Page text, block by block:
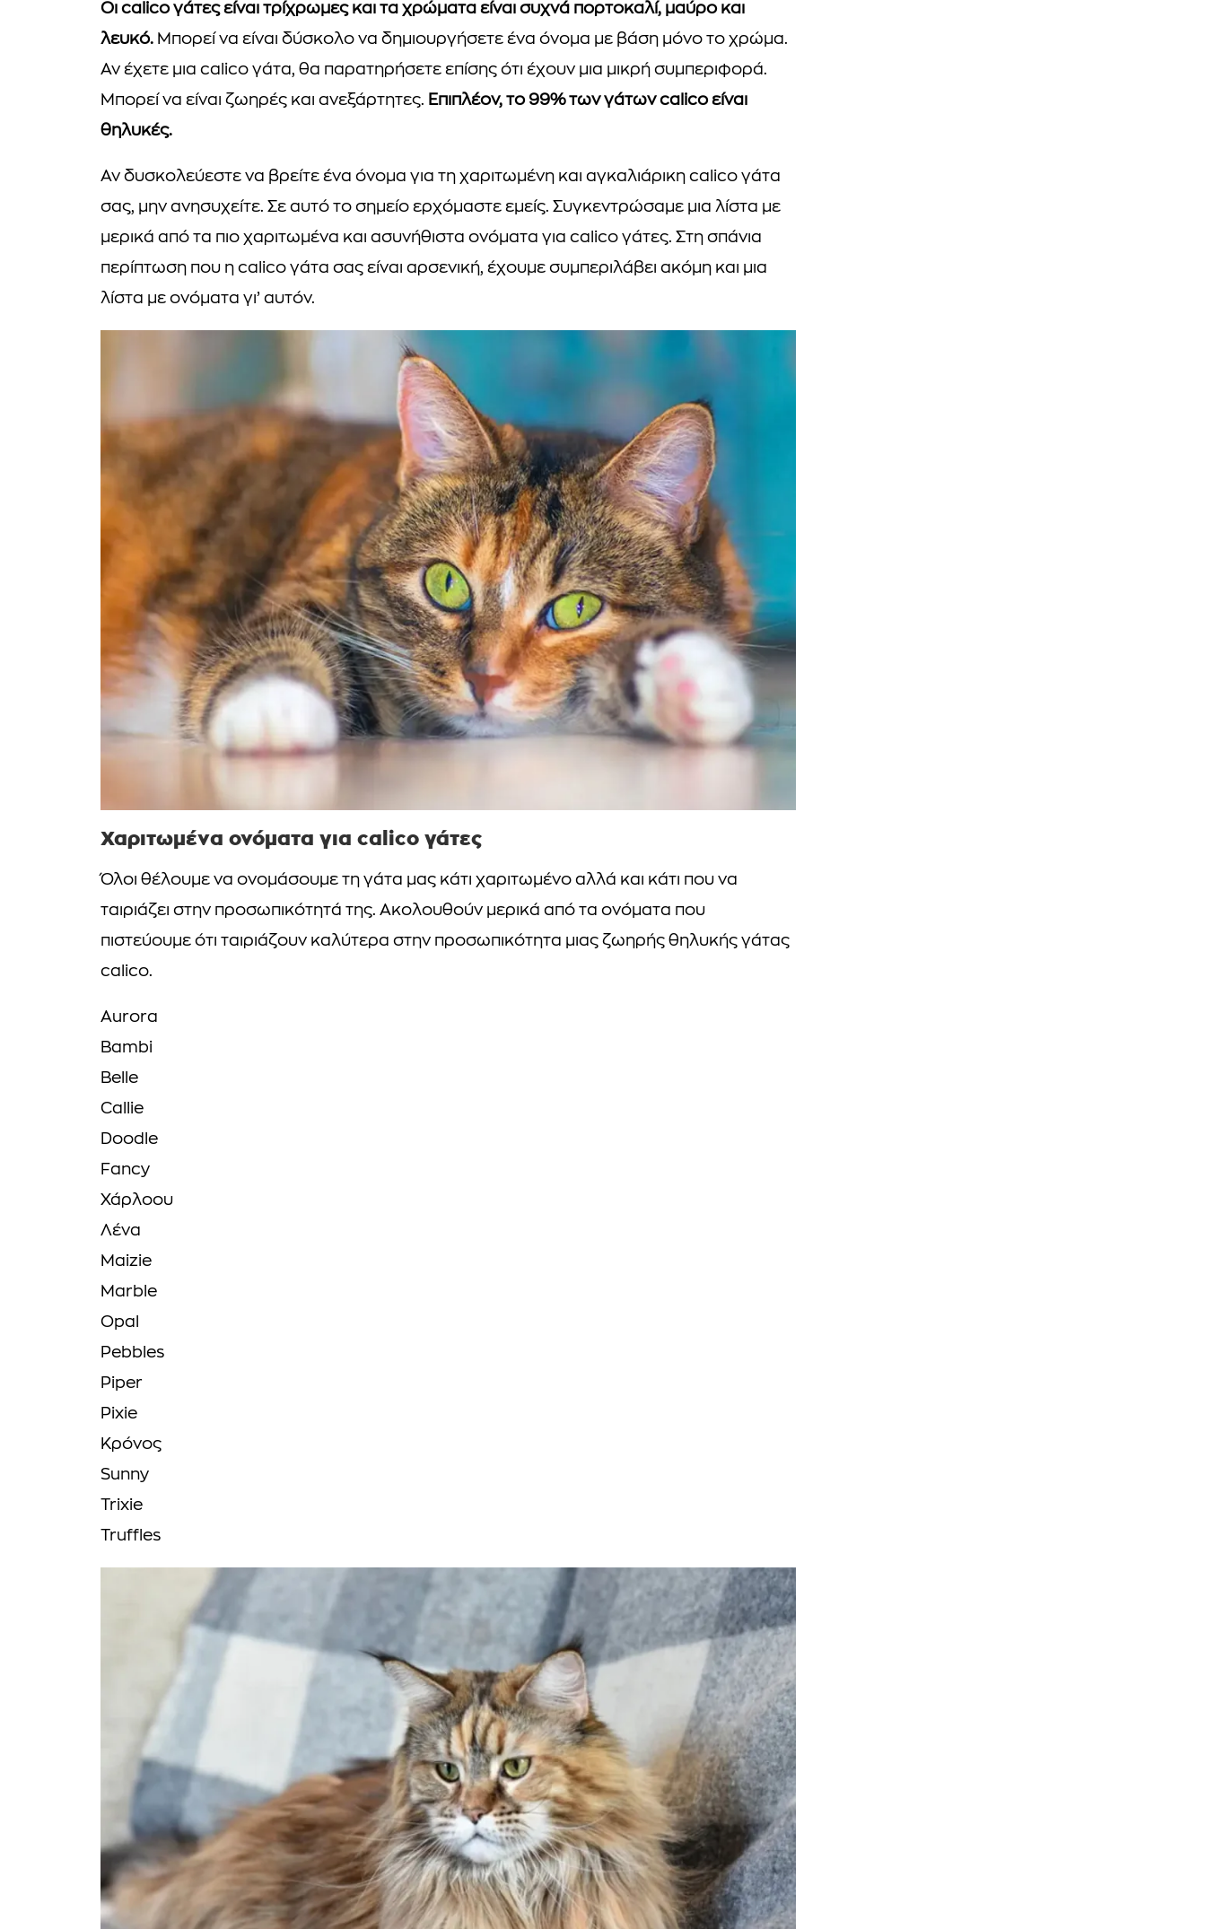
Οι calico γάτες είναι τρίχρωμες και τα χρώματα είναι συχνά πορτοκαλί, μαύρο και
λευκό. Μπορεί να είναι δύσκολο να δημιουργήσετε ένα όνομα με βάση μόνο το χρώμα.
Αν έχετε μια calico γάτα, θα παρατηρήσετε επίσης ότι έχουν μια μικρή συμπεριφορά.
Μπορεί να είναι ζωηρές και ανεξάρτητες. Επιπλέον, το 99% των γάτων calico είναι
θηλυκές.
Αν δυσκολεύεστε να βρείτε ένα όνομα για τη χαριτωμένη και αγκαλιάρικη calico γάτα
σας, μην ανησυχείτε. Σε αυτό το σημείο ερχόμαστε εμείς. Συγκεντρώσαμε μια λίστα με
μερικά από τα πιο χαριτωμένα και ασυνήθιστα ονόματα για calico γάτες. Στη σπάνια
περίπτωση που η calico γάτα σας είναι αρσενική, έχουμε συμπεριλάβει ακόμη και μια
λίστα με ονόματα γι’ αυτόν.
Χαριτωμένα ονόματα για calico γάτες
Όλοι θέλουμε να ονομάσουμε τη γάτα μας κάτι χαριτωμένο αλλά και κάτι που να
ταιριάζει στην προσωπικότητά της. Ακολουθούν μερικά από τα ονόματα που
πιστεύουμε ότι ταιριάζουν καλύτερα στην προσωπικότητα μιας ζωηρής θηλυκής γάτας
calico.
Aurora
Bambi
Belle
Callie
Doodle
Fancy
Χάρλοου
Λένα
Maizie
Marble
Opal
Pebbles
Piper
Pixie
Κρόνος
Sunny
Trixie
Truffles